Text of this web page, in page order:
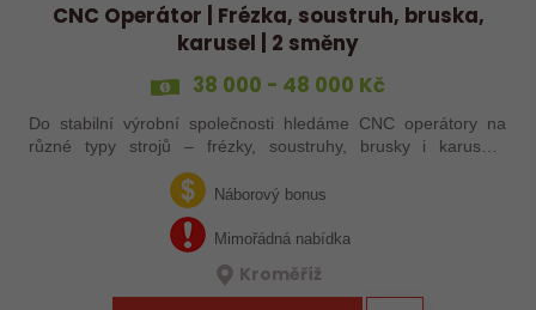
CNC Operátor | Frézka, soustruh, bruska,
karusel | 2 směny
38 000 - 48 000 Kč
Do stabilní výrobní společnosti hledáme CNC operátory na
různé typy strojů – frézky, soustruhy, brusky i karusely.
Uplatnění u nás najdou zkušení obráběči i absolventi
technických oborů, kteří se…Náborový bonus
Mimořádná nabídka
Kroměříž